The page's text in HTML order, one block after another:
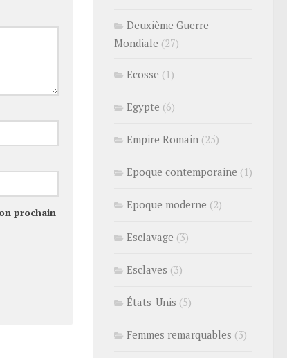
prochain
Deuxième Guerre
Mondiale (27)
Ecosse (1)
Egypte (6)
Empire Romain (25)
Epoque contemporaine (1)
Epoque moderne (2)
Esclavage (3)
Esclaves (3)
États-Unis (5)
Femmes remarquables (3)